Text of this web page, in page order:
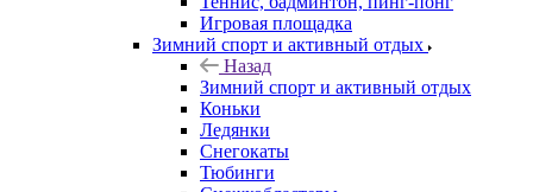
Игровая площадка
Зимний спорт и активный отдых
Назад
Зимний спорт и активный отдых
Коньки
Ледянки
Снегокаты
Тюбинги